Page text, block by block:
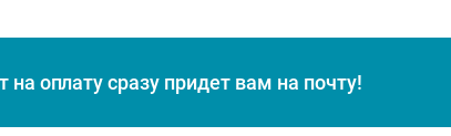
оплату сразу придет вам на почту!